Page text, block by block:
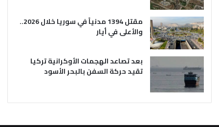
مقتل 1394 مدنياً في سوريا خلال 2026..
والأعلى في أيار
بعد تصاعد الهجمات الأوكرانية تركيا
تقيد حركة السفن بالبحر الأسود